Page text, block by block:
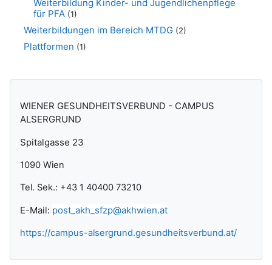
Weiterbildung Kinder- und Jugendlichenpflege
für PFA (1)
Weiterbildungen im Bereich MTDG (2)
Plattformen (1)
WIENER GESUNDHEITSVERBUND - CAMPUS
ALSERGRUND
Spitalgasse 23
1090 Wien
Tel. Sek.: +43 1 40400 73210
E-Mail: post_akh_sfzp@akhwien.at
https://campus-alsergrund.gesundheitsverbund.at/